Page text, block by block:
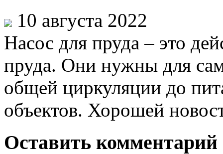
10 августа 2022
Насос для пруда – это
пруда. Они нужны для
общей циркуляции до
объектов. Хорошей
Оставить комментарий